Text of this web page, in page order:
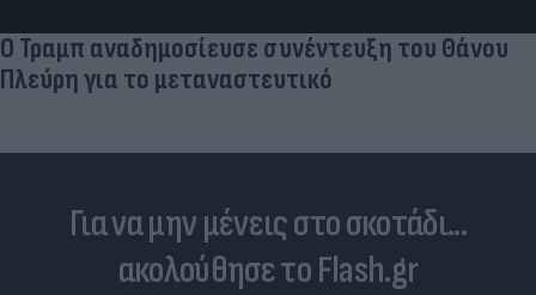
Για να μην μένεις στο σκοτάδι...
ακολούθησε το Flash.gr